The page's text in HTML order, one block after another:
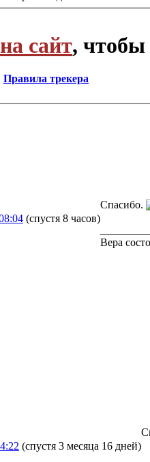
сайт,
Правила трекера
(спустя 8 часов)
Спасибо.
Вера
(спустя 3 месяца 16 дней)